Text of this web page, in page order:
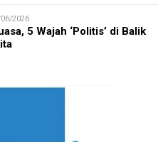
2026
5 Wajah ‘Politis’ di Balik